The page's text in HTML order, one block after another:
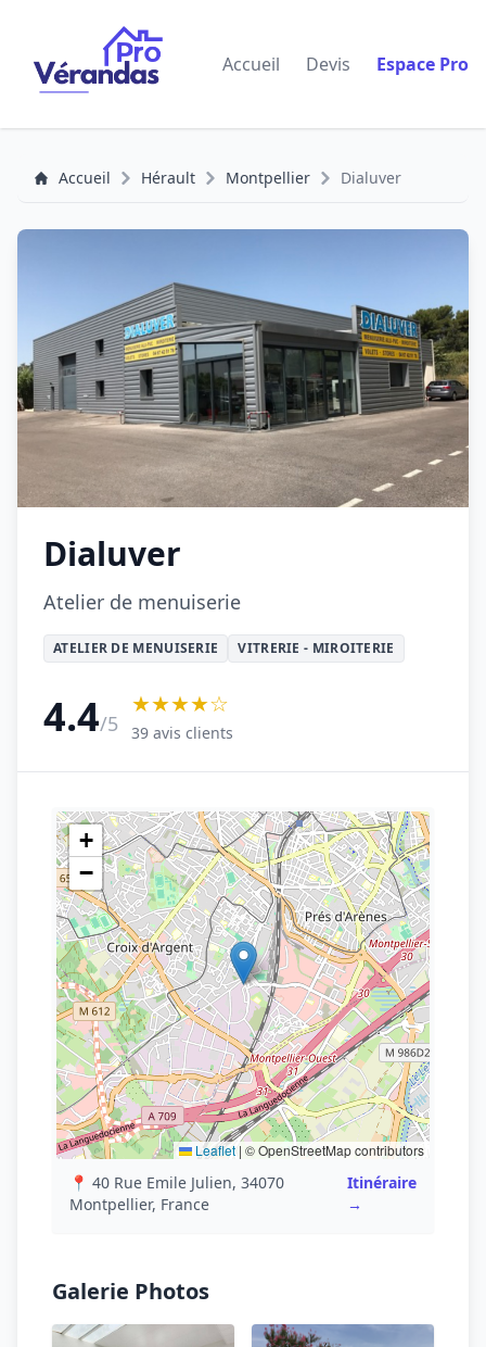
Accueil Devis Espace Pro
Accueil Hérault Montpellier Dialuver
Dialuver
Atelier de menuiserie
ATELIER DE MENUISERIE VITRERIE - MIROITERIE
4.4/5
★★★★☆
39 avis clients
+
−
Leaflet | © OpenStreetMap contributors
📍 40 Rue Emile Julien, 34070
Montpellier, France
Itinéraire
→
Galerie Photos